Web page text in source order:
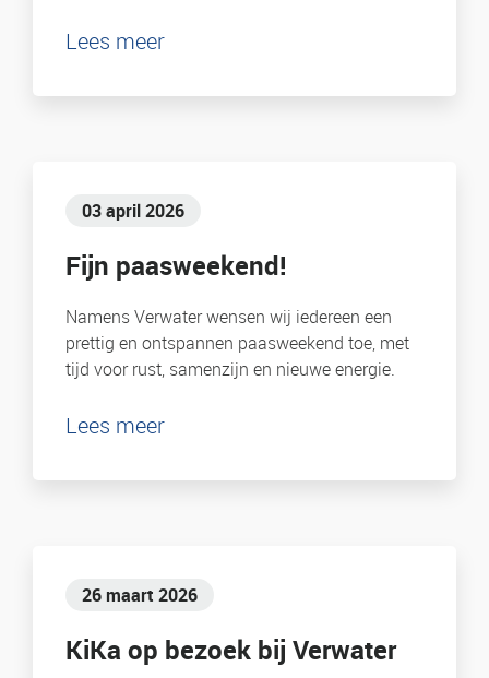
Lees meer
03 april 2026
Fijn paasweekend!
Namens Verwater wensen wij iedereen een
prettig en ontspannen paasweekend toe, met
tijd voor rust, samenzijn en nieuwe energie.
Lees meer
26 maart 2026
KiKa op bezoek bij Verwater